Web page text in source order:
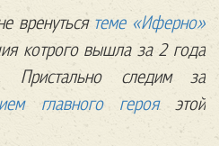
вренуться теме «Иферно»
котрого вышла за 2 года
следим за
главного герояэтой